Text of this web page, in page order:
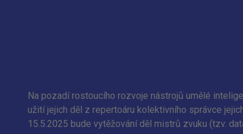
Na pozadí rostoucího rozvoje nástrojů umělé
užití jejich děl z repertoáru kolektivního správce
15.5.2025 bude vytěžování děl mistrů zvuku (tzv.